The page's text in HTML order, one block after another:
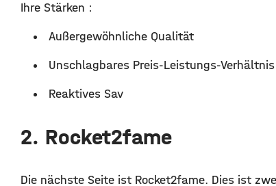
Ihre Stärken :
Außergewöhnliche Qualität
Unschlagbares Preis-Leistungs-Verhältnis
Reaktives Sav
2. Rocket2fame
Die nächste Seite ist Rocket2fame. Dies ist